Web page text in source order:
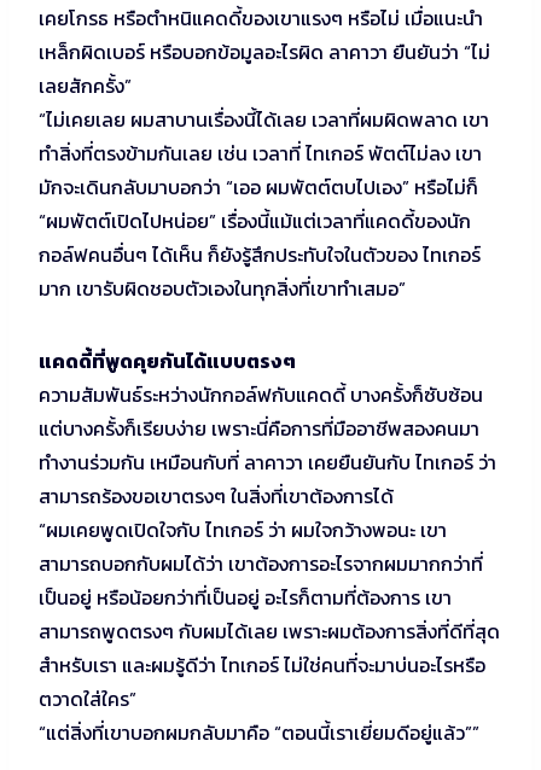
เคยโกรธ หรือตำหนิแคดดี้ของเขาแรงๆ หรือไม่ เมื่อแนะนำ
เหล็กผิดเบอร์ หรือบอกข้อมูลอะไรผิด ลาคาวา ยืนยันว่า “ไม่
เลยสักครั้ง”
“ไม่เคยเลย ผมสาบานเรื่องนี้ได้เลย เวลาที่ผมผิดพลาด เขา
ทำสิ่งที่ตรงข้ามกันเลย เช่น เวลาที่ ไทเกอร์ พัตต์ไม่ลง เขา
มักจะเดินกลับมาบอกว่า “เออ ผมพัตต์ตบไปเอง” หรือไม่ก็
“ผมพัตต์เปิดไปหน่อย” เรื่องนี้แม้แต่เวลาที่แคดดี้ของนัก
กอล์ฟคนอื่นๆ ได้เห็น ก็ยังรู้สึกประทับใจในตัวของ ไทเกอร์
มาก เขารับผิดชอบตัวเองในทุกสิ่งที่เขาทำเสมอ”
แคดดี้ที่พูดคุยกันได้แบบตรงๆ
ความสัมพันธ์ระหว่างนักกอล์ฟกับแคดดี้ บางครั้งก็ซับซ้อน
แต่บางครั้งก็เรียบง่าย เพราะนี่คือการที่มืออาชีพสองคนมา
ทำงานร่วมกัน เหมือนกับที่ ลาคาวา เคยยืนยันกับ ไทเกอร์ ว่า
สามารถร้องขอเขาตรงๆ ในสิ่งที่เขาต้องการได้
“ผมเคยพูดเปิดใจกับ ไทเกอร์ ว่า ผมใจกว้างพอนะ เขา
สามารถบอกกับผมได้ว่า เขาต้องการอะไรจากผมมากกว่าที่
เป็นอยู่ หรือน้อยกว่าที่เป็นอยู่ อะไรก็ตามที่ต้องการ เขา
สามารถพูดตรงๆ กับผมได้เลย เพราะผมต้องการสิ่งที่ดีที่สุด
สำหรับเรา และผมรู้ดีว่า ไทเกอร์ ไม่ใช่คนที่จะมาบ่นอะไรหรือ
ตวาดใส่ใคร”
“แต่สิ่งที่เขาบอกผมกลับมาคือ “ตอนนี้เราเยี่ยมดีอยู่แล้ว””